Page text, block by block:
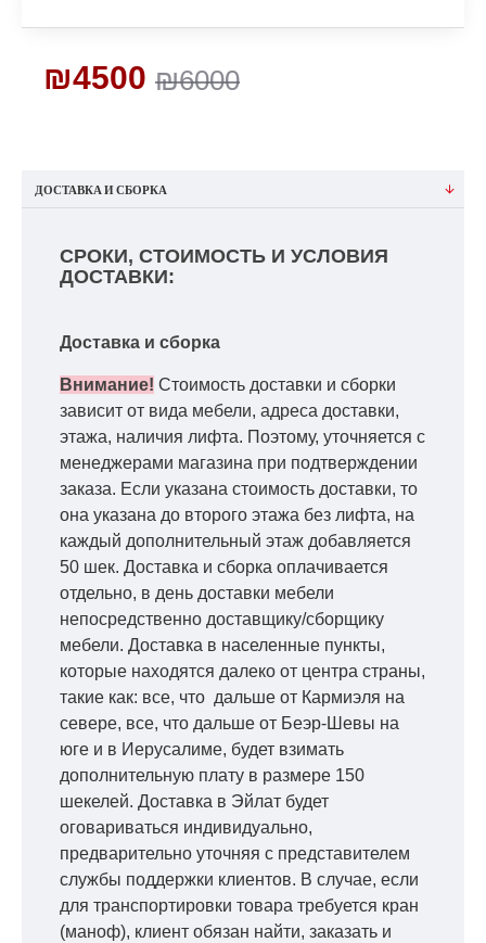
₪6000
₪4500
ДОСТАВКА И СБОРКА
СРОКИ, СТОИМОСТЬ И УСЛОВИЯ
ДОСТАВКИ:
Доставка и сборка
Внимание! Стоимость доставки и сборки
зависит от вида мебели, адреса доставки,
этажа, наличия лифта. Поэтому, уточняется с
менеджерами магазина при подтверждении
заказа. Если указана стоимость доставки, то
она указана до второго этажа без лифта, на
каждый дополнительный этаж добавляется
50 шек. Доставка и сборка оплачивается
отдельно, в день доставки мебели
непосредственно доставщику/сборщику
мебели. Доставка в населенные пункты,
которые находятся далеко от центра страны,
такие как: все, что дальше от Кармиэля на
севере, все, что дальше от Беэр-Шевы на
юге и в Иерусалиме, будет взимать
дополнительную плату в размере 150
шекелей. Доставка в Эйлат будет
оговариваться индивидуально,
предварительно уточняя с представителем
службы поддержки клиентов. В случае, если
для транспортировки товара требуется кран
(маноф), клиент обязан найти, заказать и